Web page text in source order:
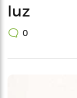
luz
0